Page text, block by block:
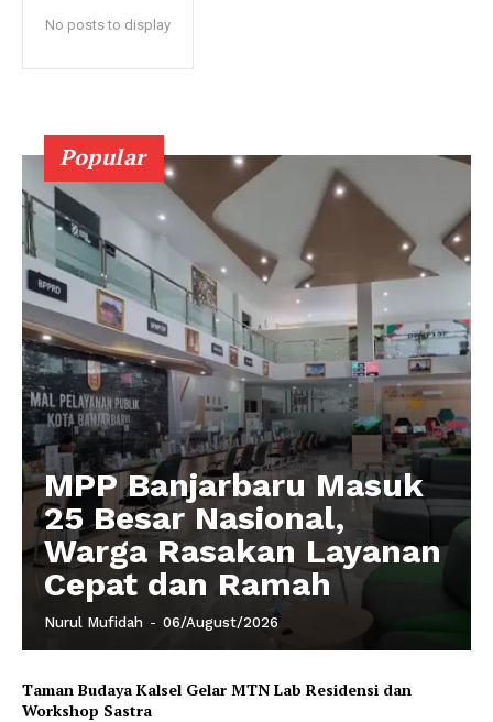
No posts to display
Popular
MPP Banjarbaru Masuk
25 Besar Nasional,
Warga Rasakan Layanan
Cepat dan Ramah
Nurul Mufidah - 06/August/2026
Taman Budaya Kalsel Gelar MTN Lab Residensi dan
Workshop Sastra